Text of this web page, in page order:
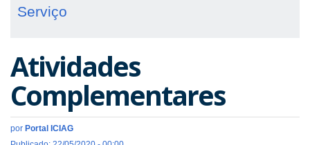
Serviço
Atividades
Complementares
por Portal ICIAG